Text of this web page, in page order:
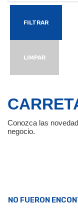
FILTRAR
LIMPAR
Conozca las
negocio.
NO FUERON